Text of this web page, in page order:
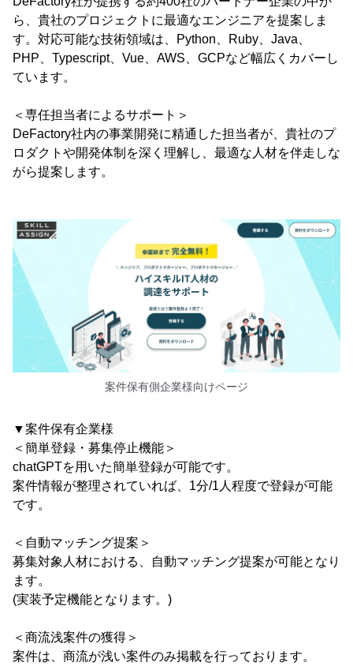
ら、貴社のプロジェクトに最適なエンジニアを提案しま
す。対応可能な技術領域は、Python、Ruby、Java、
PHP、Typescript、Vue、AWS、GCPなど幅広くカバーし
ています。
＜専任担当者によるサポート＞
DeFactory社内の事業開発に精通した担当者が、貴社のプ
ロダクトや開発体制を深く理解し、最適な人材を伴走しな
がら提案します。
案件保有側企業様向けページ
▼案件保有企業様
＜簡単登録・募集停止機能＞
chatGPTを用いた簡単登録が可能です。
案件情報が整理されていれば、1分/1人程度で登録が可能
です。
＜自動マッチング提案＞
募集対象人材における、自動マッチング提案が可能となり
ます。
(実装予定機能となります。)
＜商流浅案件の獲得＞
案件は、商流が浅い案件のみ掲載を行っております。